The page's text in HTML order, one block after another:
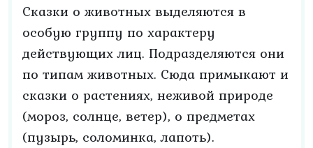
Сказки о животных выделяются в
особую группу по характеру
действующих лиц. Подразделяются они
по типам животных. Сюда примыкают и
сказки о растениях, неживой природе
(мороз, солнце, ветер), о предметах
(пузырь, соломинка, лапоть).